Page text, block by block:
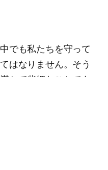
でも私たちを守って
はなりません。そう
ちて些細なことでも